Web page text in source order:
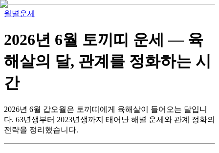
월별운세
2026년 6월 토끼띠 운세 — 육
해살의 달, 관계를 정화하는 시
간
2026년 6월 갑오월은 토끼띠에게 육해살이 들어오는 달입니
다. 63년생부터 2023년생까지 태어난 해별 운세와 관계 정화의
전략을 정리했습니다.